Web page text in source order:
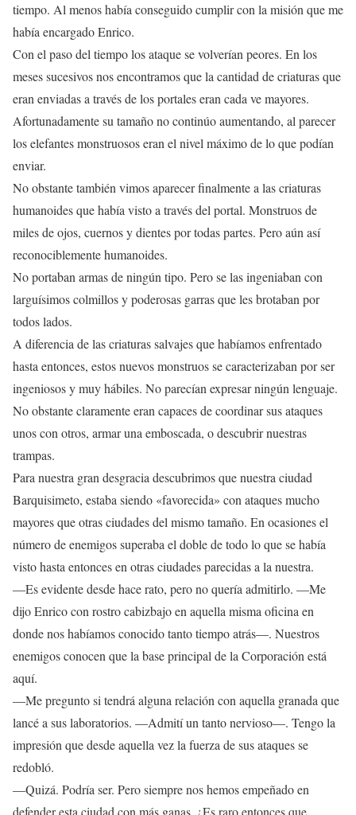
tiempo. Al menos había conseguido cumplir con la misión que me
había encargado Enrico.
Con el paso del tiempo los ataque se volverían peores. En los
meses sucesivos nos encontramos que la cantidad de criaturas que
eran enviadas a través de los portales eran cada ve mayores.
Afortunadamente su tamaño no continúo aumentando, al parecer
los elefantes monstruosos eran el nivel máximo de lo que podían
enviar.
No obstante también vimos aparecer finalmente a las criaturas
humanoides que había visto a través del portal. Monstruos de
miles de ojos, cuernos y dientes por todas partes. Pero aún así
reconociblemente humanoides.
No portaban armas de ningún tipo. Pero se las ingeniaban con
larguísimos colmillos y poderosas garras que les brotaban por
todos lados.
A diferencia de las criaturas salvajes que habíamos enfrentado
hasta entonces, estos nuevos monstruos se caracterizaban por ser
ingeniosos y muy hábiles. No parecían expresar ningún lenguaje.
No obstante claramente eran capaces de coordinar sus ataques
unos con otros, armar una emboscada, o descubrir nuestras
trampas.
Para nuestra gran desgracia descubrimos que nuestra ciudad
Barquisimeto, estaba siendo «favorecida» con ataques mucho
mayores que otras ciudades del mismo tamaño. En ocasiones el
número de enemigos superaba el doble de todo lo que se había
visto hasta entonces en otras ciudades parecidas a la nuestra.
—Es evidente desde hace rato, pero no quería admitirlo. —Me
dijo Enrico con rostro cabizbajo en aquella misma oficina en
donde nos habíamos conocido tanto tiempo atrás—. Nuestros
enemigos conocen que la base principal de la Corporación está
aquí.
—Me pregunto si tendrá alguna relación con aquella granada que
lancé a sus laboratorios. —Admití un tanto nervioso—. Tengo la
impresión que desde aquella vez la fuerza de sus ataques se
redobló.
—Quizá. Podría ser. Pero siempre nos hemos empeñado en
defender esta ciudad con más ganas. ¿Es raro entonces que